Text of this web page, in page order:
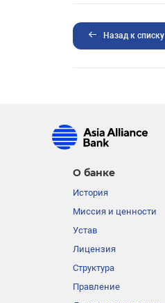
Назад к списку
О банке
История
Миссия и ценности
Устав
Лицензия
Структура
Правление